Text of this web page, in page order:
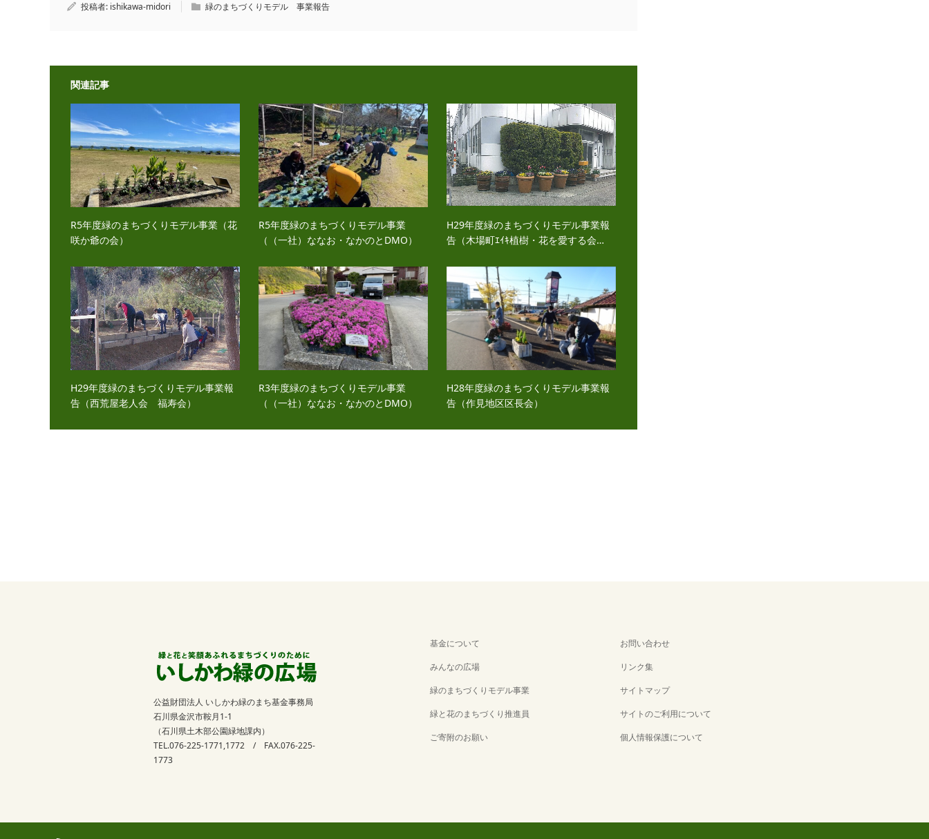
投稿者: ishikawa-midori 緑のまちづくりモデル 事業報告
関連記事
R5年度緑のまちづくりモデル事業（花
咲か爺の会）
R5年度緑のまちづくりモデル事業
（（一社）ななお・なかのとDMO）
H29年度緑のまちづくりモデル事業報
告（木場町ｴｲｷ植樹・花を愛する会…
H29年度緑のまちづくりモデル事業報
告（西荒屋老人会 福寿会）
R3年度緑のまちづくりモデル事業
（（一社）ななお・なかのとDMO）
H28年度緑のまちづくりモデル事業報
告（作見地区区長会）
基金について
みんなの広場
緑のまちづくりモデル事業
緑と花のまちづくり推進員
ご寄附のお願い
お問い合わせ
リンク集
サイトマップ
サイトのご利用について
個人情報保護について
公益財団法人 いしかわ緑のまち基金事務局
石川県金沢市鞍月1-1
（石川県土木部公園緑地課内）
TEL.076-225-1771,1772 / FAX.076-225-
1773